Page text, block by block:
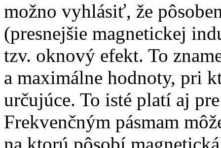
možno vyhlásiť, že
(presnejšie magnetickej
tzv. oknový efekt. To
a maximálne hodnoty, pri
určujúce. To isté platí aj
Frekvenčným pásmam